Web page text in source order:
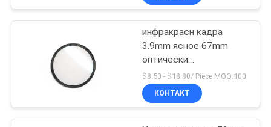
ПУТЕШЕСТВИЕ
ФАБРИКИ
ПРОВЕРКА
инфракрасн кадра
3.9mm ясное 67mm
оптически
УЛЬТРАФИОЛЕТОВОЕ
отрезало фильтр
$8.50 - $18.80/ Piece MOQ:100
КОНТАКТ